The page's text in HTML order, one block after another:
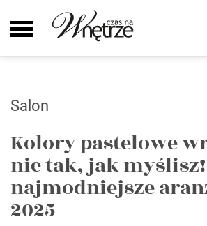
Salon
Kolory pastelowe
nie tak, jak myślisz!
najmodniejsze
2025